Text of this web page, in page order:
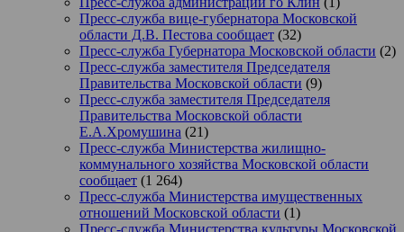
Пресс-служба вице-губернатора Московской
области Д.В. Пестова сообщает (32)
Пресс-служба Губернатора Московской области (2)
Пресс-служба заместителя Председателя
Правительства Московской области (9)
Пресс-служба заместителя Председателя
Правительства Московской области
Е.А.Хромушина (21)
Пресс-служба Министерства жилищно-
коммунального хозяйства Московской области
сообщает (1 264)
Пресс-служба Министерства имущественных
отношений Московской области (1)
Пресс-служба Министерства культуры Московской